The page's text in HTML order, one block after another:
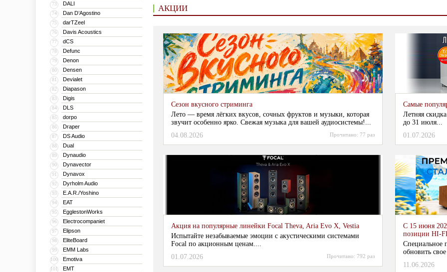
73 DALI
74 Dan D’Agostino
75 darTZeel
76 Davis Acoustics
77 dCS
78 Defunc
79 Denon
80 Densen
81 Devialet
82 Diapason
83 Digis
84 DLS
85 dorpo
86 Draper
87 DS Audio
88 Dual
89 Dynaudio
90 Dynavector
91 Dynavox
92 Dyrholm Audio
93 E.A.R./Yoshino
94 EAT
95 EgglestonWorks
96 Electrocompaniet
97 Elipson
98 EliteBoard
99 EMM Labs
100 Emotiva
101 EMT
АКЦИИ
Сезон вкусного стриминга
Лето — время лёгких вкусов, сочных фруктов и музыки, которая
звучит особенно ярко. Свежая музыка для вашей аудиосистемы!...
04.08.2026
Прочитано: 77 раз
Самые
Летняя
до 31 июля...
01.07.2026
Акция на популярные линейки Focal Theva, Aria Evo X, Vestia
Испытайте незабываемые эмоции с акустическими системами
Focal по акционным ценам....
01.07.2026
Прочитано: 792 раз
С 15 июня
позиции HI-
Специальное
обновить
11.06.2026